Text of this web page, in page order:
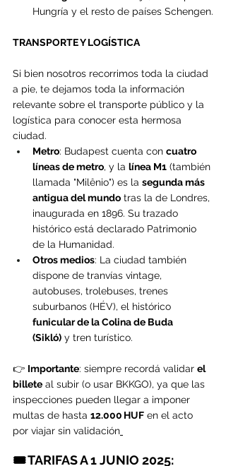
Hungría y el resto de países Schengen.
TRANSPORTE Y LOGÍSTICA
Si bien nosotros recorrimos toda la ciudad
a pie, te dejamos toda la información
relevante sobre el transporte público y la
logística para conocer esta hermosa
ciudad.
Metro: Budapest cuenta con cuatro
líneas de metro, y la línea M1 (también
llamada "Milênio") es la segunda más
antigua del mundo tras la de Londres,
inaugurada en 1896. Su trazado
histórico está declarado Patrimonio
de la Humanidad.
Otros medios: La ciudad también
dispone de tranvías vintage,
autobuses, trolebuses, trenes
suburbanos (HÉV), el histórico
funicular de la Colina de Buda
(Sikló) y tren turístico.
👉 Importante: siempre recordá validar el
billete al subir (o usar BKKGO), ya que las
inspecciones pueden llegar a imponer
multas de hasta 12.000 HUF en el acto
por viajar sin validación
🎟️ TARIFAS A 1 JUNIO 2025: